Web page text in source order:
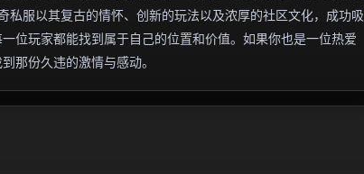
服以其复古的情怀、创新的玩法以及浓厚的社区文化，成功吸
位玩家都能找到属于自己的位置和价值。如果你也是一位热爱
那份久违的激情与感动。